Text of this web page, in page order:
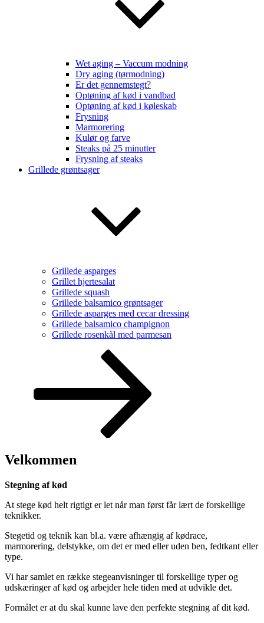
Wet aging – Vaccum modning
Dry aging (tørmodning)
Er det gennemstegt?
Optøning af kød i vandbad
Optøning af kød i køleskab
Frysning
Marmorering
Kulør og farve
Steaks på 25 minutter
Frysning af steaks
Grillede grøntsager
Grillede asparges
Grillet hjertesalat
Grillede squash
Grillede balsamico grøntsager
Grillede asparges med cecar dressing
Grillede balsamico champignon
Grillede rosenkål med parmesan
Velkommen
Stegning af kød
At stege kød helt rigtigt er let når man først får lært de forskellige
teknikker.
Stegetid og teknik kan bl.a. være afhængig af kødrace,
marmorering, delstykke, om det er med eller uden ben, fedtkant eller
type.
Vi har samlet en række stegeanvisninger til forskellige typer og
udskæringer af kød og arbejder hele tiden med at udvikle det.
Formålet er at du skal kunne lave den perfekte stegning af dit kød.